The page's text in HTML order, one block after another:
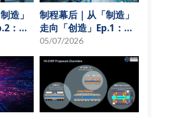
造」
：
术革
制程幕后｜从「制造」
走向「创造」Ep.1：揭
秘 USI技术先行军
05/07/2026